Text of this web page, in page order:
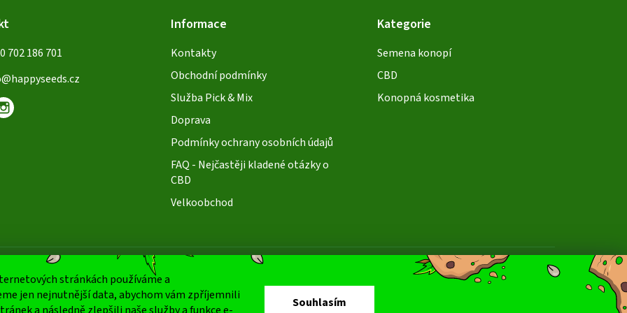
stránkách používáme a
jen nejnutnější data, abychom vám zpříjemnili
Souhlasím
@happyseeds.cz
702 186 701
Informace
Kontakty
Obchodní podmínky
Služba Pick & Mix
Doprava
Podmínky ochrany osobních údajů
FAQ - Nejčastěji kladené otázky o
CBD
Velkoobchod
Kategorie
Semena konopí
CBD
Konopná kosmetika
Oblíbené způsoby platby: převod